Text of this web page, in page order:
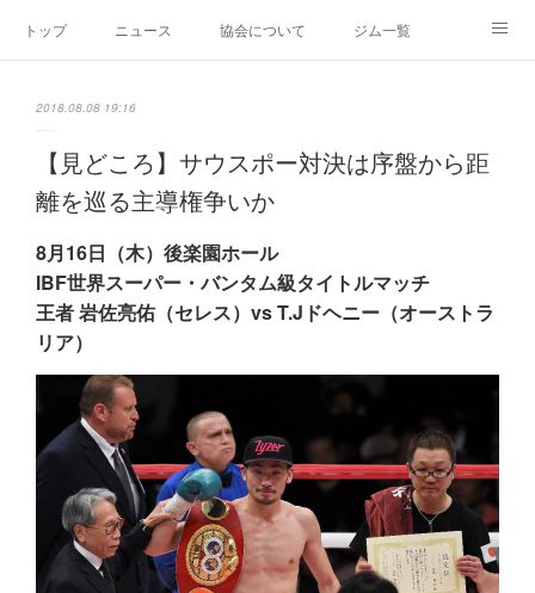
トップ ニュース 協会について ジム一覧
2018.08.08 19:16
【見どころ】サウスポー対決は序盤から距
離を巡る主導権争いか
8月16日（木）後楽園ホール
IBF世界スーパー・バンタム級タイトルマッチ
王者 岩佐亮佑（セレス）vs T.Jドヘニー（オーストラ
リア）